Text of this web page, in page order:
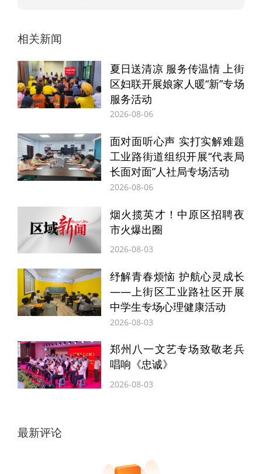
（正观新闻记者 李娜）
编辑：宋雨馨
本文（包括但不限于文字、图片、音乐、视频
等）版权归正观传媒科技（河南）有限公司所
有，未经正观传媒科技（河南）有限公司授权，
制或建立镜像。如需转载本文，请后台联系取得
授权，并应在授权范围内使用，同时注明来源正
观新闻及原作者，并不得将本文提供给任何第三
正观传媒科技（河南）有限公司保留追究侵权者
法律责任的权利
相关新闻
夏日送清凉 服务传温情 上街
区妇联开展娘家人暖“新”专场
服务活动
2026-08-06
面对面听心声 实打实解难题
工业路街道组织开展“代表局
长面对面”人社局专场活动
2026-08-06
烟火揽英才！中原区招聘夜
市火爆出圈
2026-08-03
纾解青春烦恼 护航心灵成长
——上街区工业路社区开展
中学生专场心理健康活动
2026-08-03
郑州八一文艺专场致敬老兵
唱响《忠诚》
2026-08-03
最新评论